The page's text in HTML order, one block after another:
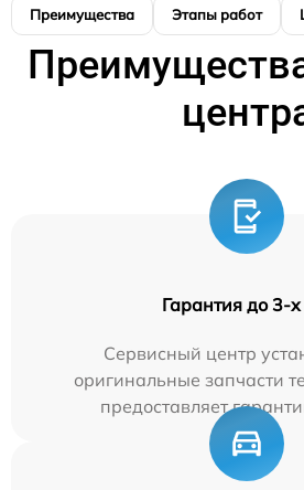
Преимущества Этапы работ
Гарантия до 3-х
Сервисный центр
оригинальные запчасти
предоставляет